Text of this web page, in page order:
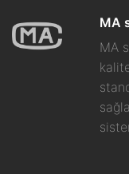
MA
MA